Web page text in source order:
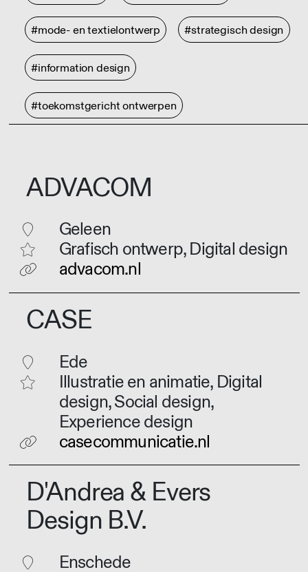
#mode- en textielontwerp #strategisch design
#information design
#toekomstgericht ontwerpen
ADVACOM
Geleen
Grafisch ontwerp, Digital design
advacom.nl
CASE
Ede
Illustratie en animatie, Digital
design, Social design,
Experience design
casecommunicatie.nl
D'Andrea & Evers
Design B.V.
Enschede